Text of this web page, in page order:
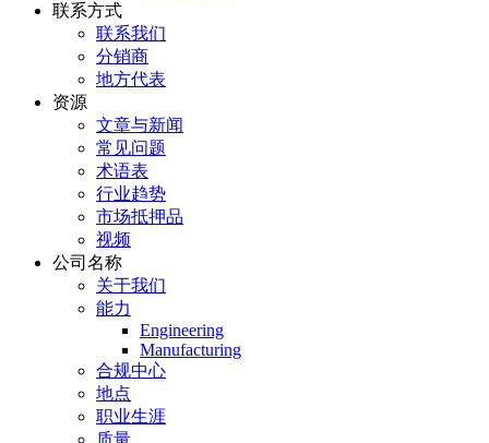
联系方式
联系我们
分销商
地方代表
资源
文章与新闻
常见问题
术语表
行业趋势
市场抵押品
视频
公司名称
关于我们
能力
Engineering
Manufacturing
合规中心
地点
职业生涯